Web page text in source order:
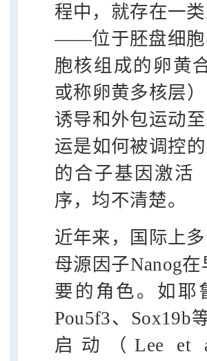
程中，就存在一
——位于胚盘细胞
胞核组成的卵黄
或称卵黄多核层
诱导和外包运动
运是如何被调控
的合子基因激活
序，均不清楚。
近年来，国际上
母源因子Nanog
要的角色。如耶
Pou5f3、Sox19b
启动（Lee et